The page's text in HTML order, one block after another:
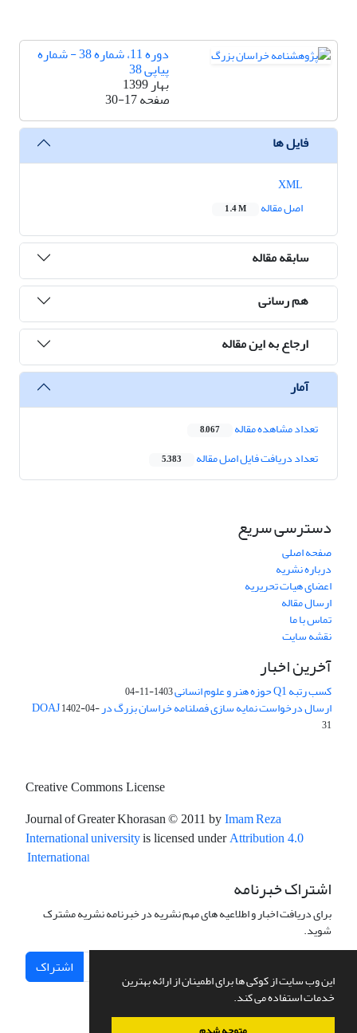
این وب سایت از کوکی ها برای اطمینان از ارائه بهترین
خدمات استفاده می کند.
دوره 11، شماره 38 - شماره
پیاپی 38
بهار 1399
صفحه30-17
فایل ها
اصل مقاله
1.4 M
سابقه مقاله
هم رسانی
ارجاع به این مقاله
آمار
تعداد مشاهده مقاله 8,067
تعداد دریافت فایل اصل مقاله 5,383
دسترسی سریع
صفحه اصلی
درباره نشریه
اعضای هیات تحریریه
ارسال مقاله
تماس با ما
نقشه سایت
آخرین اخبار
کسب رتبه Q1 حوزه هنر و علوم انسانی 1403-11-04
ارسال درخواست نمایه سازی فصلنامه خراسان بزرگ در DOAJ1402-04-
31
Creative Commons License
Journal of Greater Khorasan© 2011 by Imam Reza
International universityis licensed under Attribution 4.0
International
اشتراک خبرنامه
برای دریافت اخبار و اطلاعیه های مهم نشریه در خبرنامه نشریه مشترک
شوید.
اشتراک